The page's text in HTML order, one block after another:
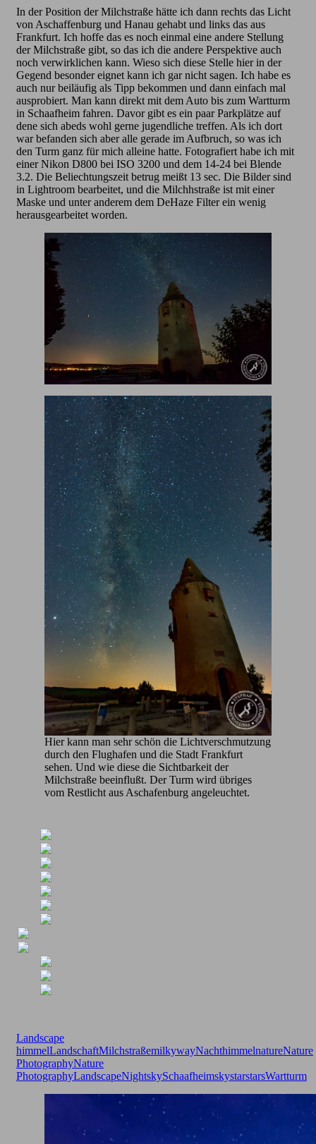
In der Position der Milchstraße hätte ich dann rechts das Licht
von Aschaffenburg und Hanau gehabt und links das aus
Frankfurt. Ich hoffe das es noch einmal eine andere Stellung
der Milchstraße gibt, so das ich die andere Perspektive auch
noch verwirklichen kann. Wieso sich diese Stelle hier in der
Gegend besonder eignet kann ich gar nicht sagen. Ich habe es
auch nur beiläufig als Tipp bekommen und dann einfach mal
ausprobiert. Man kann direkt mit dem Auto bis zum Wartturm
in Schaafheim fahren. Davor gibt es ein paar Parkplätze auf
dene sich abeds wohl gerne jugendliche treffen. Als ich dort
war befanden sich aber alle gerade im Aufbruch, so was ich
den Turm ganz für mich alleine hatte. Fotografiert habe ich mit
einer Nikon D800 bei ISO 3200 und dem 14-24 bei Blende
3.2. Die Beliechtungszeit betrug meißt 13 sec. Die Bilder sind
in Lightroom bearbeitet, und die Milchhstraße ist mit einer
Maske und unter anderem dem DeHaze Filter ein wenig
herausgearbeitet worden.
Hier kann man sehr schön die Lichtverschmutzung
durch den Flughafen und die Stadt Frankfurt
sehen. Und wie diese die Sichtbarkeit der
Milchstraße beeinflußt. Der Turm wird übriges
vom Restlicht aus Aschafenburg angeleuchtet.
Landscape
himmelLandschaftMilchstraßemilkywayNachthimmelnatureNature
PhotographyNature
PhotographyLandscapeNightskySchaafheimskystarstarsWartturm